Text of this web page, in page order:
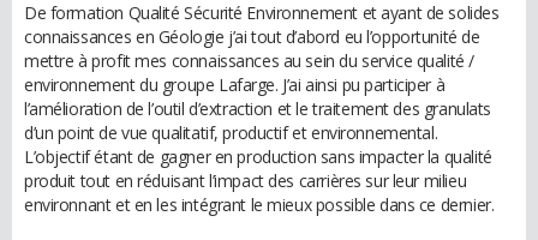
De formation Qualité Sécurité Environnement et ayant de solides
connaissances en Géologie j’ai tout d’abord eu l’opportunité de
mettre à profit mes connaissances au sein du service qualité /
environnement du groupe Lafarge. J’ai ainsi pu participer à
l’amélioration de l’outil d’extraction et le traitement des granulats
d’un point de vue qualitatif, productif et environnemental.
L’objectif étant de gagner en production sans impacter la qualité
produit tout en réduisant l’impact des carrières sur leur milieu
environnant et en les intégrant le mieux possible dans ce dernier.